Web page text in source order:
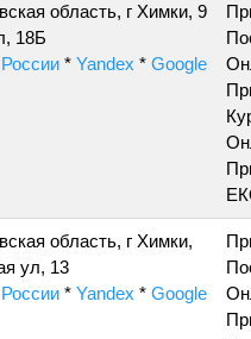
область, г Химки, 9
18Б
* Yandex * Google
область, г Химки,
ул, 13
* Yandex * Google